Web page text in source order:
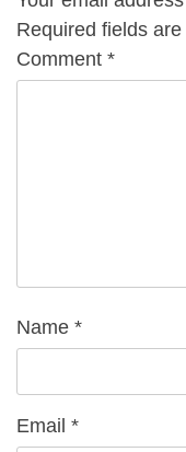
Required fields
Comment *
Name *
Email *